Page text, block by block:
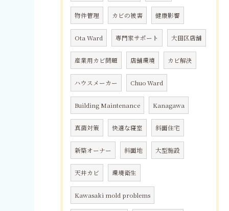
物件管理 カビの被害 健康影響
Ota Ward 専門家サポート 大田区店舗
産業用カビ問題 店舗環境 カビ解決
ハウスメーカー Chuo Ward
Building Maintenance Kanagawa
真菌対策 快適な寝室 斜面住宅
新築オーナー 斜面地 大型施設
天井カビ 環境衛生
Kawasaki mold problems